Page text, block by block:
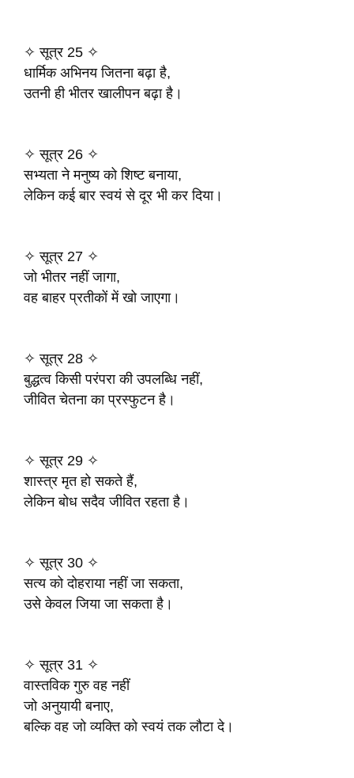
✧ सूत्र 25 ✧
धार्मिक अभिनय जितना बढ़ा है,
उतनी ही भीतर खालीपन बढ़ा है।
✧ सूत्र 26 ✧
सभ्यता ने मनुष्य को शिष्ट बनाया,
लेकिन कई बार स्वयं से दूर भी कर दिया।
✧ सूत्र 27 ✧
जो भीतर नहीं जागा,
वह बाहर प्रतीकों में खो जाएगा।
✧ सूत्र 28 ✧
बुद्धत्व किसी परंपरा की उपलब्धि नहीं,
जीवित चेतना का प्रस्फुटन है।
✧ सूत्र 29 ✧
शास्त्र मृत हो सकते हैं,
लेकिन बोध सदैव जीवित रहता है।
✧ सूत्र 30 ✧
सत्य को दोहराया नहीं जा सकता,
उसे केवल जिया जा सकता है।
✧ सूत्र 31 ✧
वास्तविक गुरु वह नहीं
जो अनुयायी बनाए,
बल्कि वह जो व्यक्ति को स्वयं तक लौटा दे।